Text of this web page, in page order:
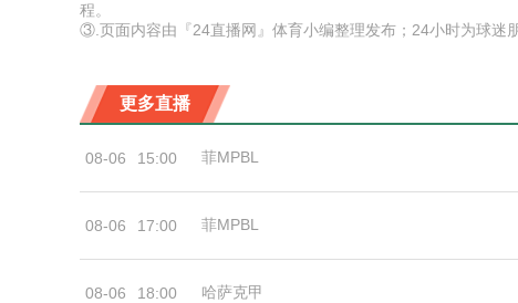
程。
③.页面内容由『24直播网』体育小编整理发布；24小时为球迷
更多直播
08-06 15:00 菲MPBL
08-06 17:00 菲MPBL
08-06 18:00 哈萨克甲